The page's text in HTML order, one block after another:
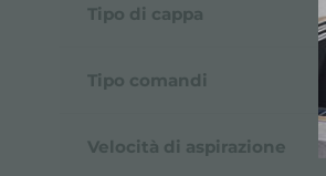
Tipo di cappa
Tipo comandi
Velocità di aspirazione